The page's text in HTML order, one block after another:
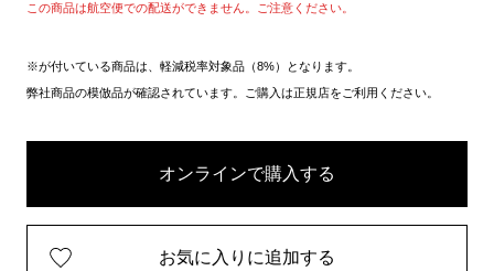
この商品は航空便での配送ができません。ご注意ください。
※が付いている商品は、軽減税率対象品（8%）となります。
弊社商品の模倣品が確認されています。ご購入は正規店をご利用ください。
オンラインで購入する
お気に入りに追加する